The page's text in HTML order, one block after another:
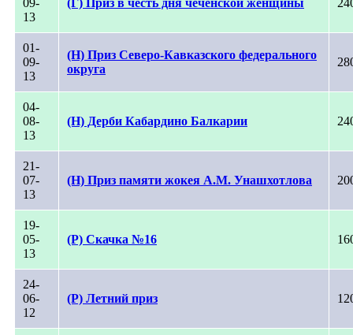
13
01-
09-
13
(Н) Приз Северо-Кавказского федерального
округа
04-
08-
13
(Н) Дерби Кабардино Балкарии
21-
07-
13
(Н) Приз памяти жокея А.М. Унашхотлова
19-
05-
13
(Р) Скачка №16
24-
06-
12
(Р) Летний приз